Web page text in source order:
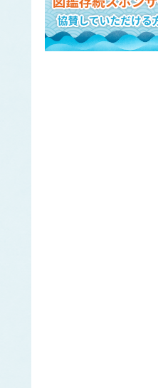
バフンウニ
ムラサキウニ
ウミタケ